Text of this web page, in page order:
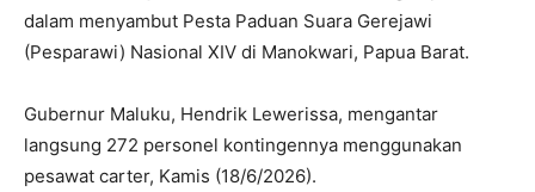
dalam menyambut Pesta Paduan Suara Gerejawi
(Pesparawi) Nasional XIV di Manokwari, Papua Barat.
Gubernur Maluku, Hendrik Lewerissa, mengantar
langsung 272 personel kontingennya menggunakan
pesawat carter, Kamis (18/6/2026).